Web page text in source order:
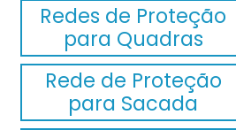
Redes de Proteção
para Quadras
Rede de Proteção
para Sacada